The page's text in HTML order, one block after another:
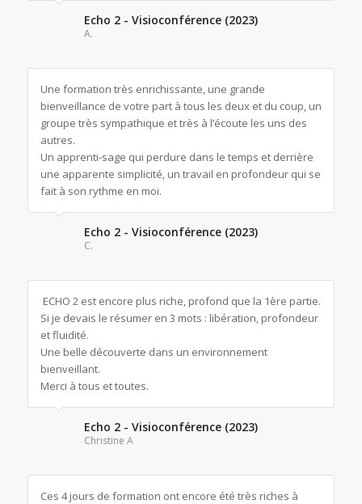
Echo 2 - Visioconférence (2023)
A.
Une formation très enrichissante, une grande
bienveillance de votre part à tous les deux et du coup, un
groupe très sympathique et très à l’écoute les uns des
autres.
Un apprenti-sage qui perdure dans le temps et derrière
une apparente simplicité, un travail en profondeur qui se
fait à son rythme en moi.
Echo 2 - Visioconférence (2023)
C.
ECHO 2 est encore plus riche, profond que la 1ère partie.
Si je devais le résumer en 3 mots : libération, profondeur
et fluidité.
Une belle découverte dans un environnement
bienveillant.
Merci à tous et toutes.
Echo 2 - Visioconférence (2023)
Christine A
Ces 4 jours de formation ont encore été très riches à